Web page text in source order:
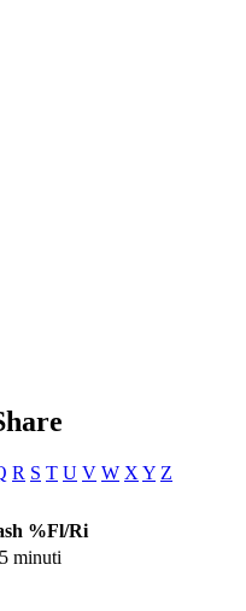
R S T U V W X Y Z
%Fl/Ri
minuti